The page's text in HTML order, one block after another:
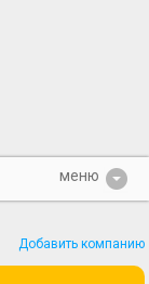
Добавить компанию